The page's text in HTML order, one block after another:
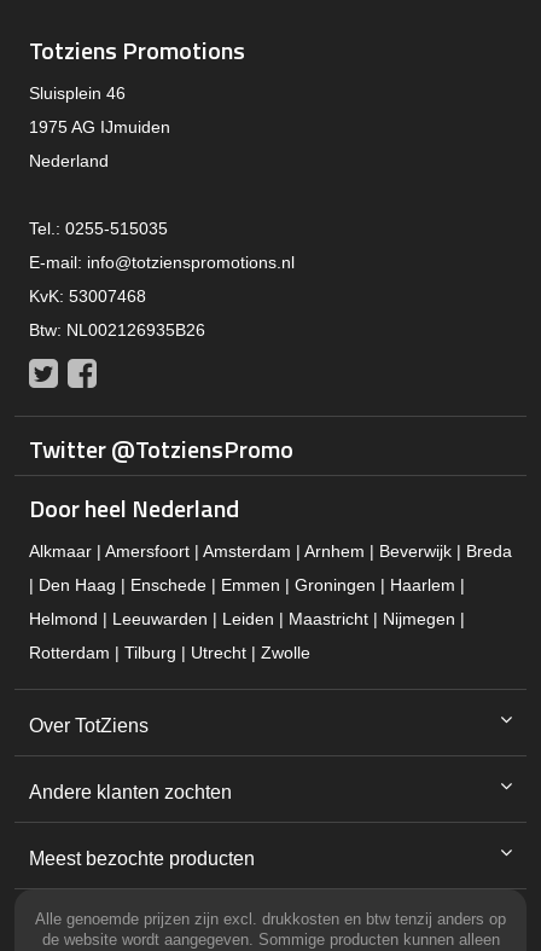
Totziens Promotions
Sluisplein 46
1975 AG IJmuiden
Nederland
Tel.: 0255-515035
E-mail: info@totzienspromotions.nl
KvK: 53007468
Btw: NL002126935B26
Twitter
Twitter @TotziensPromo
Door heel Nederland
Alkmaar | Amersfoort | Amsterdam | Arnhem | Beverwijk | Breda
| Den Haag | Enschede | Emmen | Groningen | Haarlem |
Helmond | Leeuwarden | Leiden | Maastricht | Nijmegen |
Rotterdam | Tilburg | Utrecht | Zwolle
Over TotZiens
Andere klanten zochten
Meest bezochte producten
Alle genoemde prijzen zijn excl. drukkosten en btw tenzij anders op
de website wordt aangegeven. Sommige producten kunnen alleen